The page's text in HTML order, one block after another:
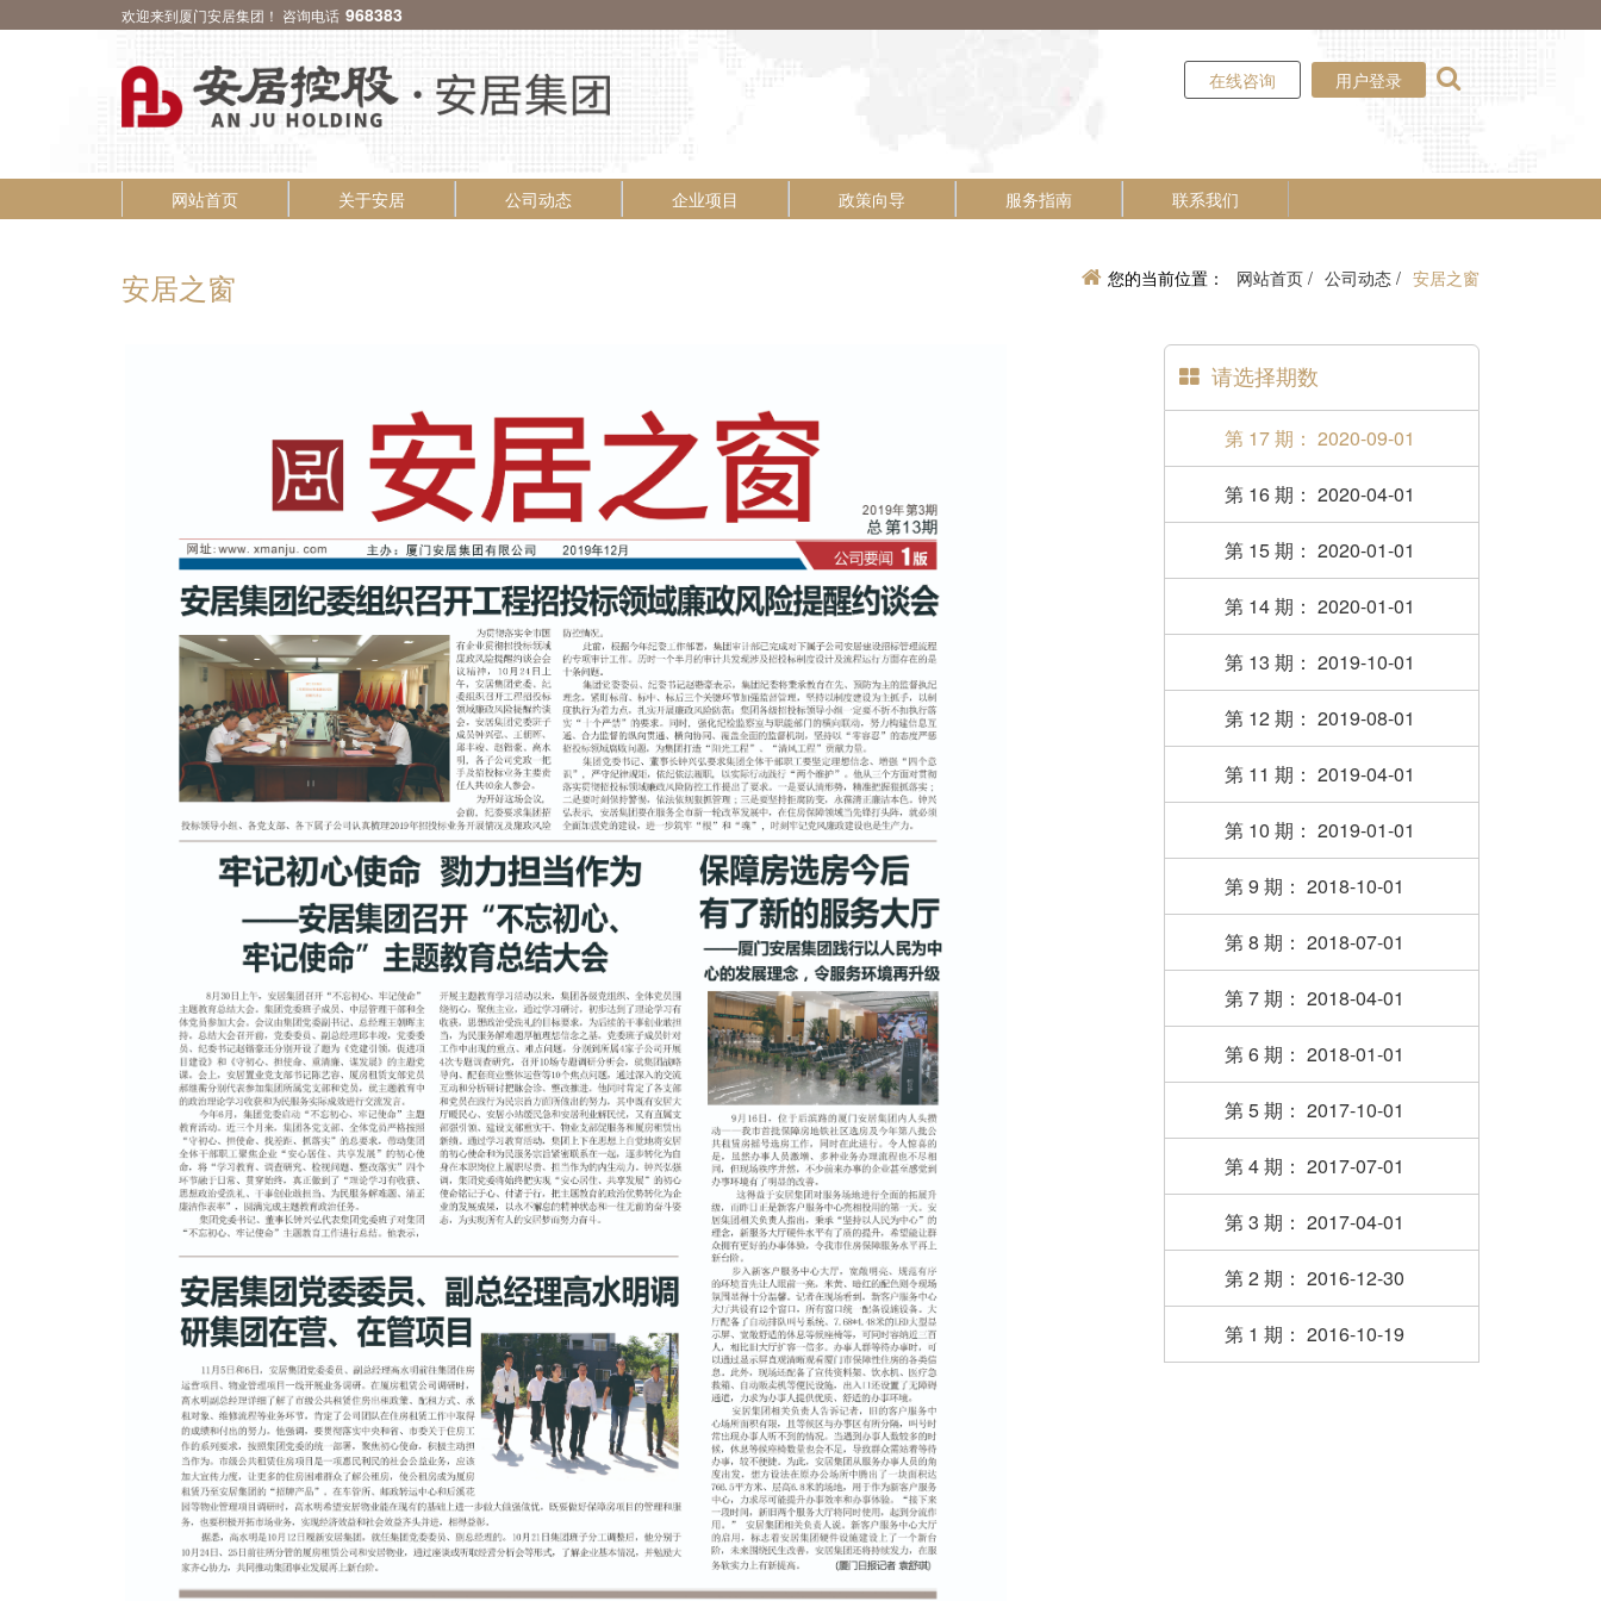
欢迎来到厦门安居集团！ 咨询电话 968383
在线咨询 用户登录
网站首页 关于安居 公司动态 企业项目 政策向导 服务指南 联系我们
安居之窗 您的当前位置： 网站首页 / 公司动态 / 安居之窗
请选择期数
第 17 期： 2020-09-01
第 16 期： 2020-04-01
第 15 期： 2020-01-01
第 14 期： 2020-01-01
第 13 期： 2019-10-01
第 12 期： 2019-08-01
第 11 期： 2019-04-01
第 10 期： 2019-01-01
第 9 期： 2018-10-01
第 8 期： 2018-07-01
第 7 期： 2018-04-01
第 6 期： 2018-01-01
第 5 期： 2017-10-01
第 4 期： 2017-07-01
第 3 期： 2017-04-01
第 2 期： 2016-12-30
第 1 期： 2016-10-19